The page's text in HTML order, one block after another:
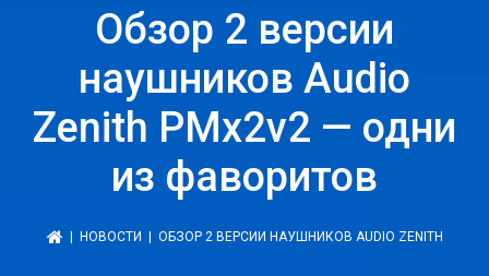
Обзор 2 версии
наушников Audio
Zenith PMx2v2 — одни
из фаворитов
НОВОСТИ | ОБЗОР 2 ВЕРСИИ НАУШНИКОВ AUDIO ZENITH